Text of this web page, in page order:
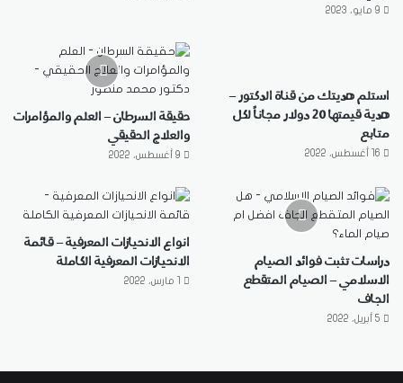
9 مايو، 2023
استلم هديتك من قناة الدكتور –
هدية قيمتها 20 دولار مجاناً لكل
متابع
16 أغسطس، 2022
حقيقة السرطان – العلم والمؤامرات
والعلاج الحقيقي
9 أغسطس، 2022
دراسات تثبت فوائد الصيام
الاسلامي – الصيام المتقطع
الجاف
5 أبريل، 2022
انواع الانحيازات المعرفية – قائمة
الانحيازات المعرفية الكاملة